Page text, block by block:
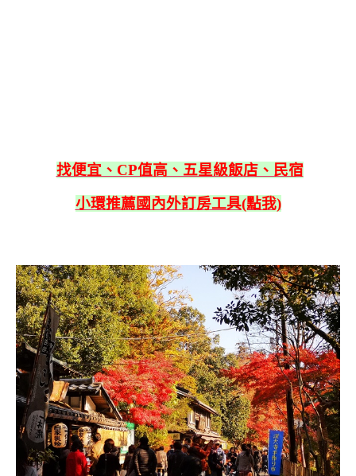
找便宜、CP值高、五星級飯店、民宿
小環推薦國內外訂房工具(點我)